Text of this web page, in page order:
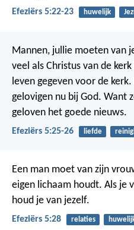
Efeziërs 5:22-23 huwelijk
Mannen, jullie moeten van
veel als Christus van de
leven gegeven voor de
gelovigen nu bij God. Want
geloven het goede nieuws.
Efeziërs 5:25-26 liefde
Een man moet van zijn
eigen lichaam houdt. Als je
houd je van jezelf.
Efeziërs 5:28 relaties